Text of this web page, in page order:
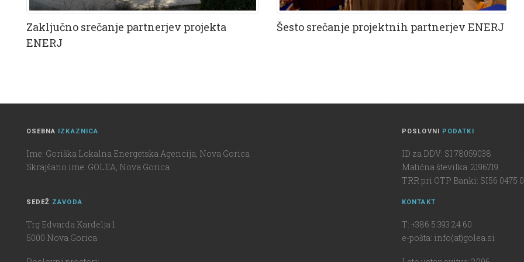
Zaključno srečanje partnerjev projekta
ENERJ
Šesto srečanje projektnih partnerjev ENERJ
OSEBNA IZKAZNICA
Ime: Goriška Lokalna Energetska Agencija, Nova Gorica
Skrajšano ime: GOLEA, Nova Gorica
POSLOVNI PODATKI
ID za DDV: SI 78059038
Matična številka: 2196719
TRR pri OTP Banki: SI56 0475
SEDEŽ ZAVODA
Trg Edvarda Kardelja 1
5000 Nova Gorica
KONTAKT
T: +386 5 393 24 60
e-pošta: info(at)golea.si